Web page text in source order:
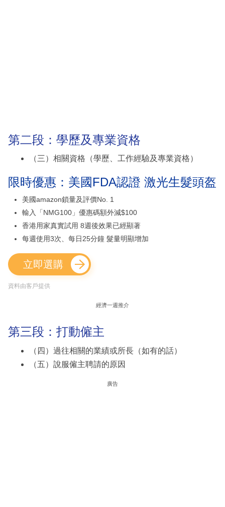
第二段：學歷及專業資格
（三）相關資格（學歷、工作經驗及專業資格）
限時優惠：美國FDA認證 激光生髮頭盔
美國amazon鎖量及評價No. 1
輸入「NMG100」優惠碼額外減$100
香港用家真實試用 8週後效果已經顯著
每週使用3次、每日25分鐘 髮量明顯增加
立即選購
資料由客戶提供
經濟一週推介
第三段：打動僱主
（四）過往相關的業績或所長（如有的話）
（五）說服僱主聘請的原因
廣告